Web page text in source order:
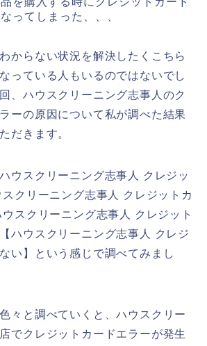
ってしまった、、、
からない状況を解決したくこちら
っている人もいるのではないでし
、ハウスクリーニング志事人のク
ーの原因について私が調べた結果
だきます。
ウスクリーニング志事人 クレジッ
スクリーニング志事人 クレジットカ
スクリーニング志事人 クレジット
ハウスクリーニング志事人 クレジ
い】という感じで調べてみまし
々と調べていくと、ハウスクリー
でクレジットカードエラーが発生